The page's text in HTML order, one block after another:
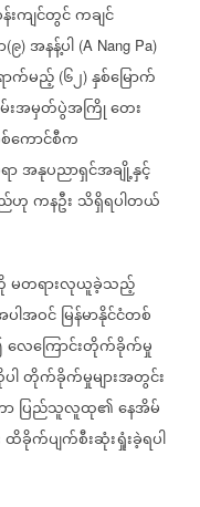
းကျင်တွင်ကချင်
(၉) အနန့်ပါ (A Nang Pa)
ာက်မည့် (၆၂) နှစ်မြောက်
းအမှတ်ပွဲအကြိုတေး
ကောင်စီက
ာအနုပညာရှင်အချို့နှင့်
ဟုကနဦး သိရှိရပါတယ်
မတရားလုယူခဲ့သည့်
ါအဝင်မြန်မာနိုင်ငံတစ်
လေကြောင်းတိုက်ခိုက်မှု
ါတိုက်ခိုက်မှုများအတွင်း
ပြည်သူလူထု၏နေအိမ်
ထိခိုက်ပျက်စီးဆုံးရှုံးခဲ့ရပါ